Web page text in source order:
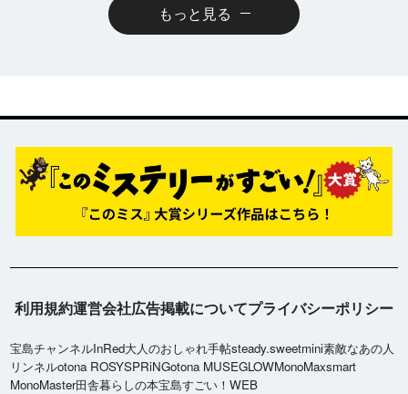
もっと見る
利用規約運営会社広告掲載についてプライバシーポリシー
宝島チャンネルInRed大人のおしゃれ手帖steady.sweetmini素敵なあの人
リンネルotona ROSYSPRiNGotona MUSEGLOWMonoMaxsmart
MonoMaster田舎暮らしの本宝島すごい！WEB